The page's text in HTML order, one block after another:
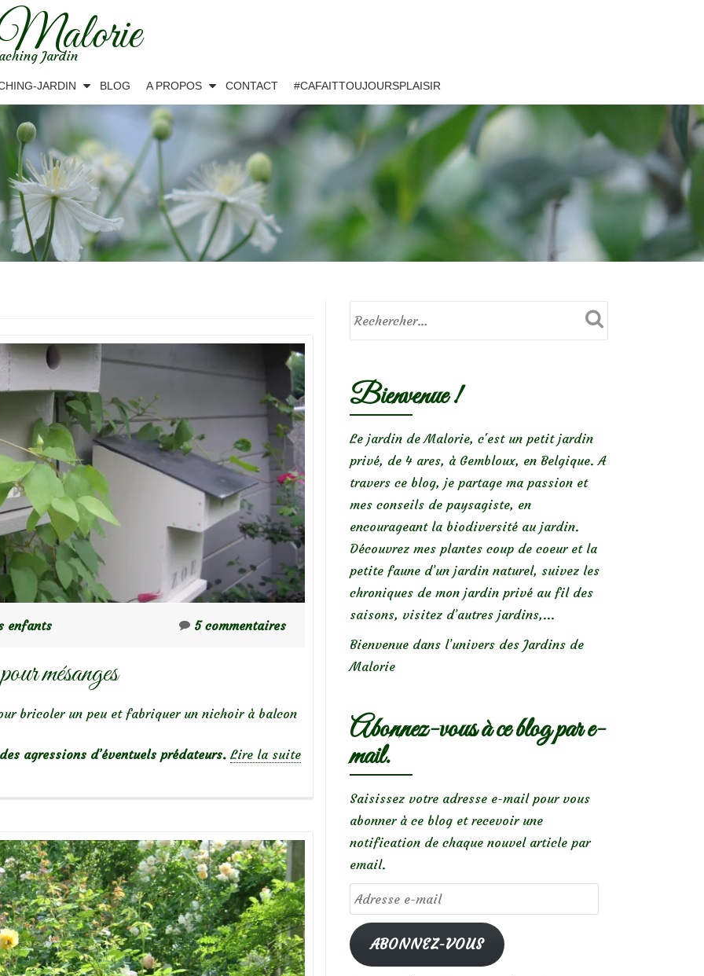
Jardin
JARDIN BLOG A PROPOS CONTACT #CAFAITTOUJOURSPLAISIR
enfants 5 commentaires
mésanges
bricoler un peu et fabriquer un nichoir à balcon
agressions d’éventuels prédateurs. Lire la suite
Bienvenue !
Le jardin de Malorie, c'est un petit jardin
privé, de 4 ares, à Gembloux, en Belgique. A
travers ce blog, je partage ma passion et
mes conseils de paysagiste, en
encourageant la biodiversité au jardin.
Découvrez mes plantes coup de coeur et la
petite faune d’un jardin naturel, suivez les
chroniques de mon jardin privé au fil des
saisons, visitez d’autres jardins,...
Bienvenue dans l’univers des Jardins de
Malorie
Abonnez-vous à ce blog par e-
mail.
Saisissez votre adresse e-mail pour vous
abonner à ce blog et recevoir une
notification de chaque nouvel article par
email.
Adresse
e-
mailABONNEZ-VOUS